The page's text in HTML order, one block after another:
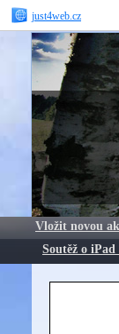
just4web.cz
Vložit novou
Soutěž o iPad